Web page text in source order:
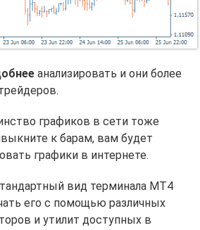
анализировать и они более
графиков в сети тоже
к барам, вам будет
графики в интернете.
вид терминала МТ4
его с помощью различных
и утилит доступных в